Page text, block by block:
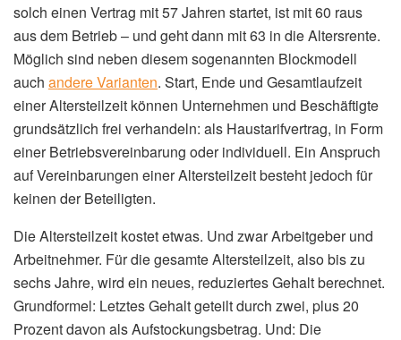
solch einen Vertrag mit 57 Jahren startet, ist mit 60 raus
aus dem Betrieb – und geht dann mit 63 in die Altersrente.
Möglich sind neben diesem sogenannten Blockmodell
auch andere Varianten. Start, Ende und Gesamtlaufzeit
einer Altersteilzeit können Unternehmen und Beschäftigte
grundsätzlich frei verhandeln: als Haustarifvertrag, in Form
einer Betriebsvereinbarung oder individuell. Ein Anspruch
auf Vereinbarungen einer Altersteilzeit besteht jedoch für
keinen der Beteiligten.
Die Altersteilzeit kostet etwas. Und zwar Arbeitgeber und
Arbeitnehmer. Für die gesamte Altersteilzeit, also bis zu
sechs Jahre, wird ein neues, reduziertes Gehalt berechnet.
Grundformel: Letztes Gehalt geteilt durch zwei, plus 20
Prozent davon als Aufstockungsbetrag. Und: Die